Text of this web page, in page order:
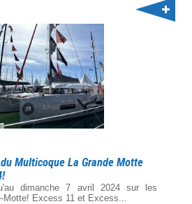
Multicoque La Grande Motte
dimanche 7 avril 2024 sur les
Motte! Excess 11 et Excess...